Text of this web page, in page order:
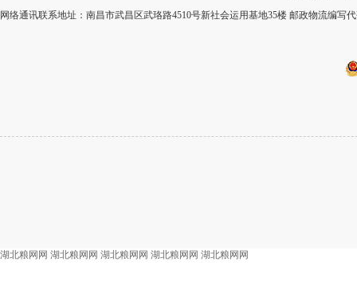
网络通讯联系地址：南昌市武昌区武珞路4510号新社会运用基地35楼 邮政物流编写
湖北粮网网 湖北粮网网 湖北粮网网 湖北粮网网 湖北粮网网